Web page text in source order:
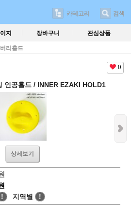
카테고리 검색
지 장바구니 관심상품
리홀드
0
인공홀드 / INNER EZAKI HOLD1
상세보기
! 지역별 !